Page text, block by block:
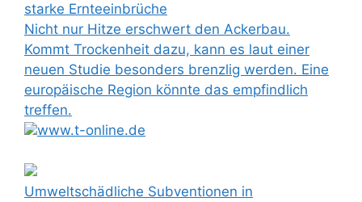
starke Ernteeinbrüche
Nicht nur Hitze erschwert den Ackerbau.
Kommt Trockenheit dazu, kann es laut einer
neuen Studie besonders brenzlig werden. Eine
europäische Region könnte das empfindlich
treffen.
www.t-online.de
Umweltschädliche Subventionen in